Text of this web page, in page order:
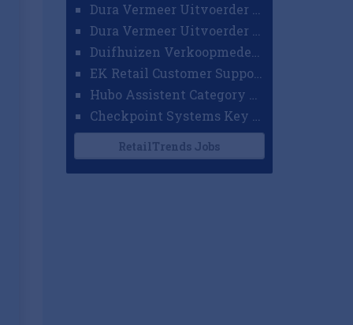
EK Retail Customer Support Omnichannel
RetailTrends Jobs